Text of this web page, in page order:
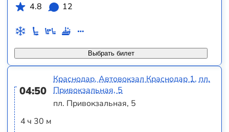
Выбрать билет
4.8
12
04:50
4 ч 30 м
Краснодар, Автовокзал Краснодар 1, пл.
Привокзальная, 5
пл. Привокзальная, 5